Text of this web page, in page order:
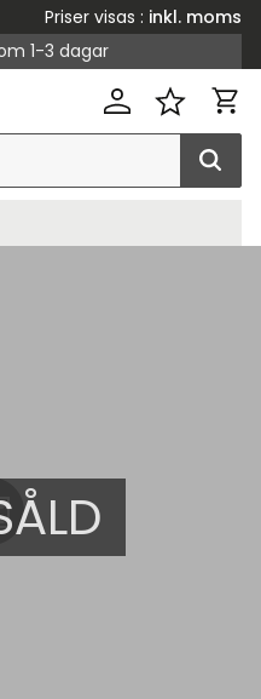
Priser visas
inkl. moms
1-3 dagar